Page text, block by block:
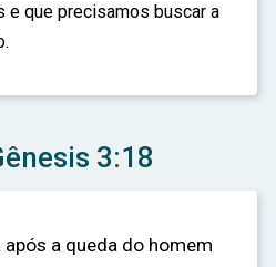
e que precisamos buscar a
3:18
a queda do homem